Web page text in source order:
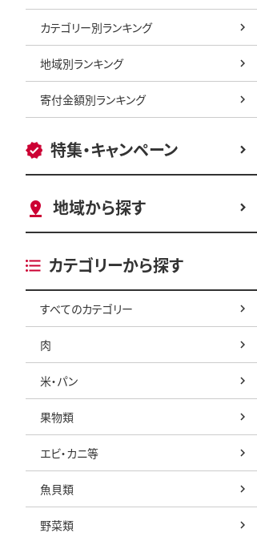
カテゴリー別ランキング
地域別ランキング
寄付金額別ランキング
特集・キャンペーン
地域から探す
カテゴリーから探す
すべてのカテゴリー
肉
米・パン
果物類
エビ・カニ等
魚貝類
野菜類